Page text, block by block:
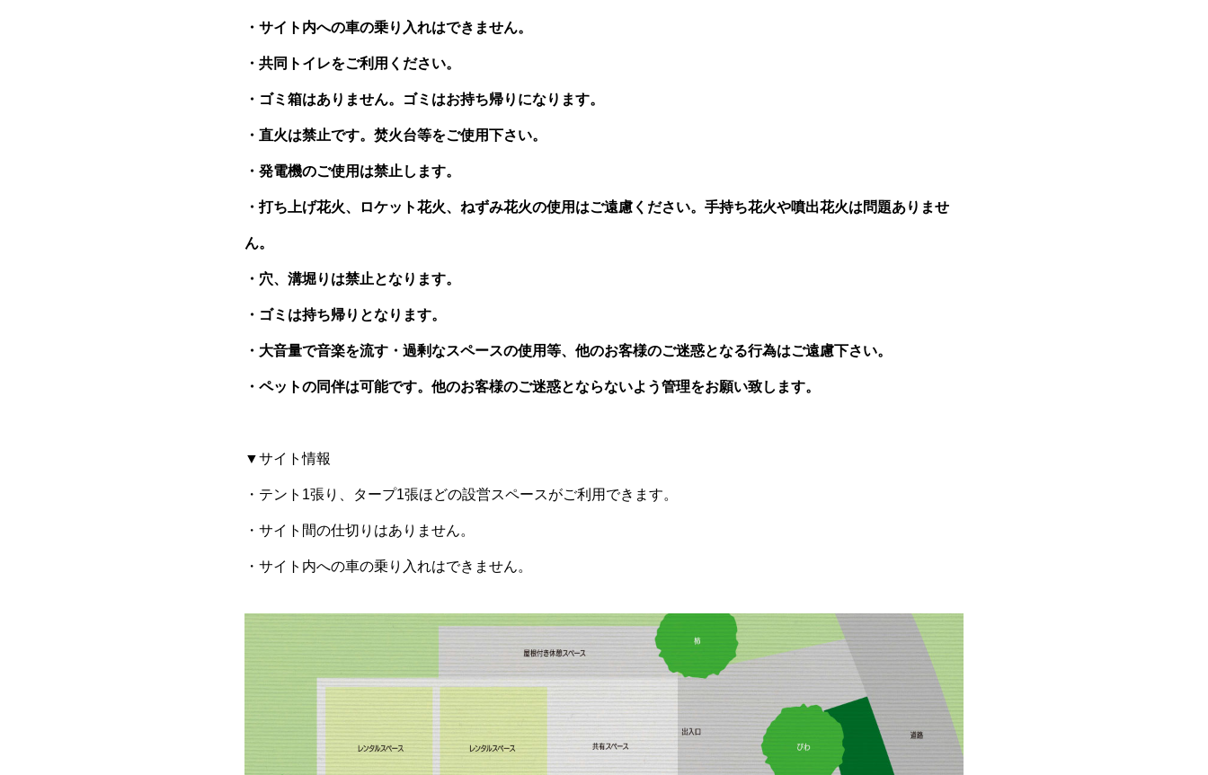
・サイト内への車の乗り入れはできません。
・共同トイレをご利用ください​。
・ゴミ箱はありません。ゴミはお持ち帰りになります。
・直火は禁止です。焚火台等をご使用下さい。
・発電機のご使用は禁止します。
・打ち上げ花火、ロケット花火、ねずみ花火の使用はご遠慮ください。手持ち花火や噴出花火は問題ありませ
ん。
・穴、溝堀りは禁止となります。
・ゴミは持ち帰りとなります。
・大音量で音楽を流す・過剰なスペースの使用等、他のお客様のご迷惑となる行為はご遠慮下さい。
・ペットの同伴は可能です。他のお客様のご迷惑とならないよう管理をお願い致します。
▼サイト情報
・テント1張り、タープ1張ほどの設営スペースがご利用できます。
・サイト間の仕切りはありません。
・サイト内への車の乗り入れはできません。